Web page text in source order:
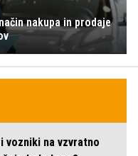
nakupa in prodaje
vozniki na vzvratno